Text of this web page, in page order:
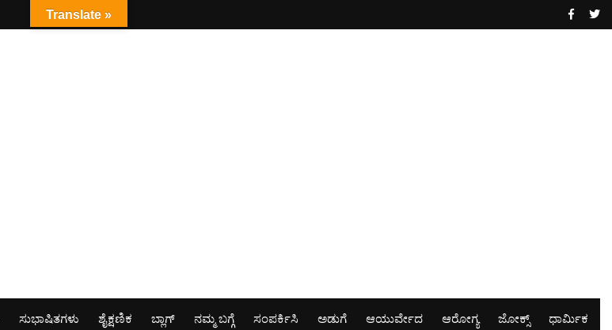
ಸುಭಾಷಿತಗಳು ಶೈಕ್ಷಣಿಕ ಬ್ಲಾಗ್ ನಮ್ಮ ಬಗ್ಗೆ ಸಂಪರ್ಕಿಸಿ ಅಡುಗೆ ಆಯುರ್ವೇದ ಆರೋಗ್ಯ ಜೋಕ್ಸ್ ಧಾರ್ಮಿಕ
Translate »